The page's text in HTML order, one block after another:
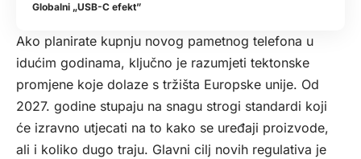
Globalni „USB-C efekt”
Ako planirate kupnju novog pametnog telefona u
idućim godinama, ključno je razumjeti tektonske
promjene koje dolaze s tržišta Europske unije. Od
2027. godine stupaju na snagu strogi standardi koji
će izravno utjecati na to kako se uređaji proizvode,
ali i koliko dugo traju. Glavni cilj novih regulativa je